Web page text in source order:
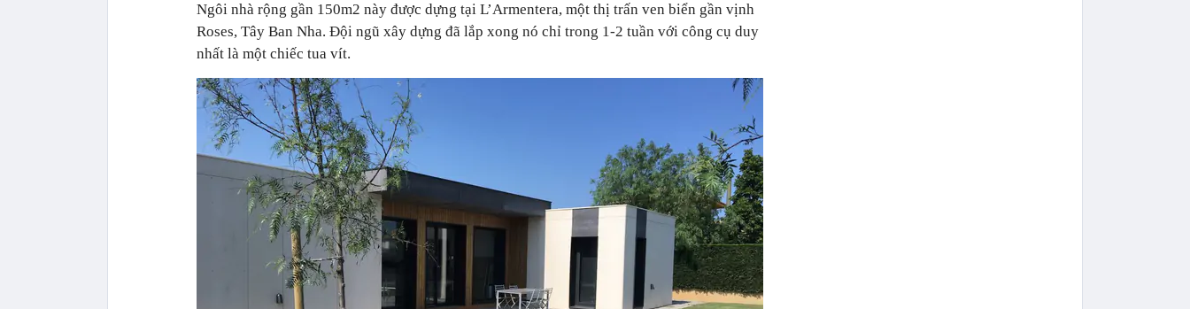
Ngôi nhà rộng gần 150m2 này được dựng tại L’Armentera, một thị trấn ven biển gần vịnh
Roses, Tây Ban Nha. Đội ngũ xây dựng đã lắp xong nó chỉ trong 1-2 tuần với công cụ duy
nhất là một chiếc tua vít.